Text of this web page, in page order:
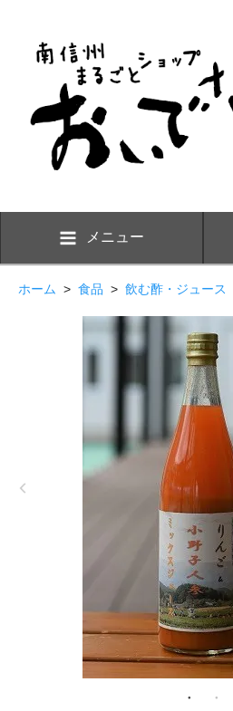
メニュー
ホーム > 食品 > 飲む酢・ジュース